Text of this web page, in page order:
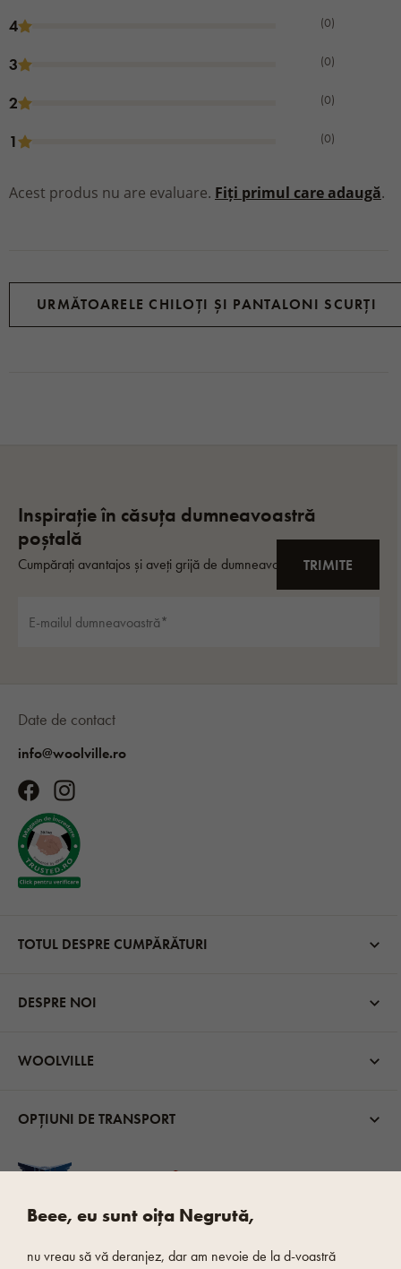
4 (0)
3 (0)
2 (0)
1 (0)
Acest produs nu are evaluare. Fiți primul care adaugă.
URMĂTOARELE CHILOȚI ȘI PANTALONI SCURȚI
Date de contact
info@woolville.ro
TOTUL DESPRE CUMPĂRĂTURI
DESPRE NOI
WOOLVILLE
OPȚIUNI DE TRANSPORT
Beee, eu sunt oița Negrută,
nu vreau să vă deranjez, dar am nevoie de la d-voastră